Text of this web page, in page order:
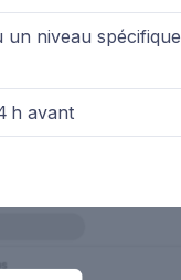
niveau spécifique
h avant